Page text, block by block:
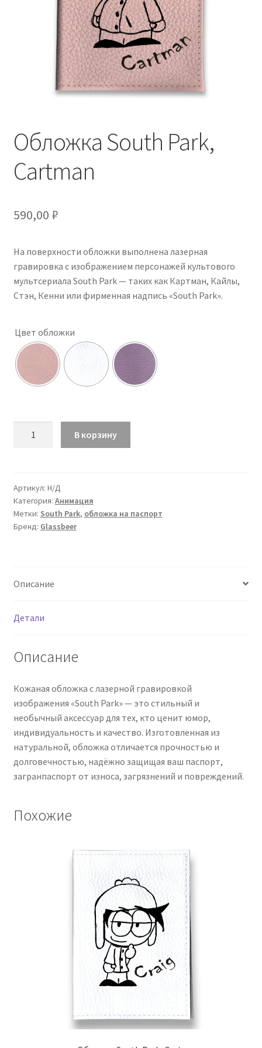
Обложка South Park,
Cartman
590,00 ₽
На поверхности обложки выполнена лазерная
гравировка с изображением персонажей культового
мультсериала South Park — таких как Картман, Кайлы,
Стэн, Кенни или фирменная надпись «South Park».
Цвет обложки
Park,
Cartman
В корзину
Артикул: Н/Д
Категория: Анимация
Метки: South Park, обложка на паспорт
Бренд: Glassbeer
Описание
Детали
Описание
Кожаная обложка с лазерной гравировкой
изображения «South Park» — это стильный и
необычный аксессуар для тех, кто ценит юмор,
индивидуальность и качество. Изготовленная из
натуральной, обложка отличается прочностью и
долговечностью, надёжно защищая ваш паспорт,
загранпаспорт от износа, загрязнений и повреждений.
Похожие